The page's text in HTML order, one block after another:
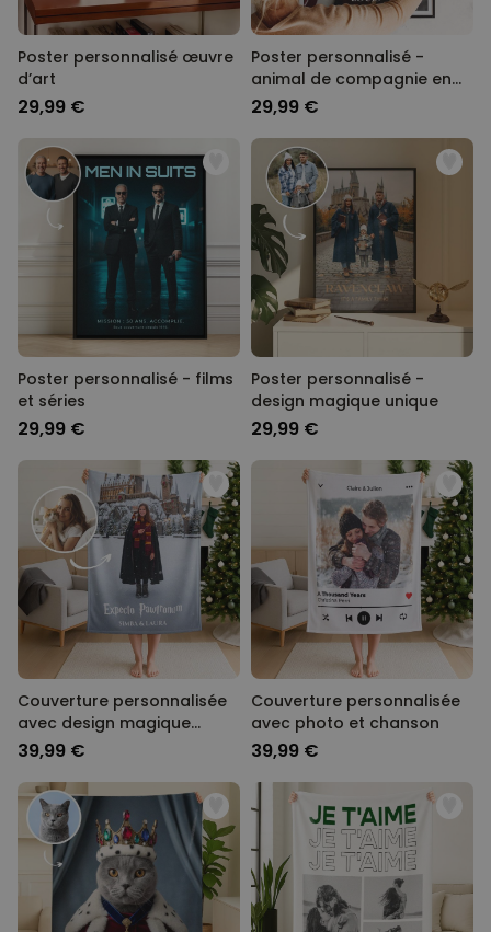
Poster personnalisé œuvre
d’art
29,99 €
Poster personnalisé -
animal de compagnie en
uniforme
29,99 €
Poster personnalisé - films
et séries
29,99 €
Poster personnalisé -
design magique unique
29,99 €
Couverture personnalisée
avec design magique
unique
39,99 €
Couverture personnalisée
avec photo et chanson
39,99 €